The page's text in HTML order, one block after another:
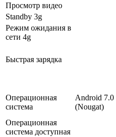
Просмотр видео
Standby 3g
Режим ожидания в
сети 4g
Быстрая зарядка
Операционная
система
Android 7.0
(Nougat)
Операционная
система доступная